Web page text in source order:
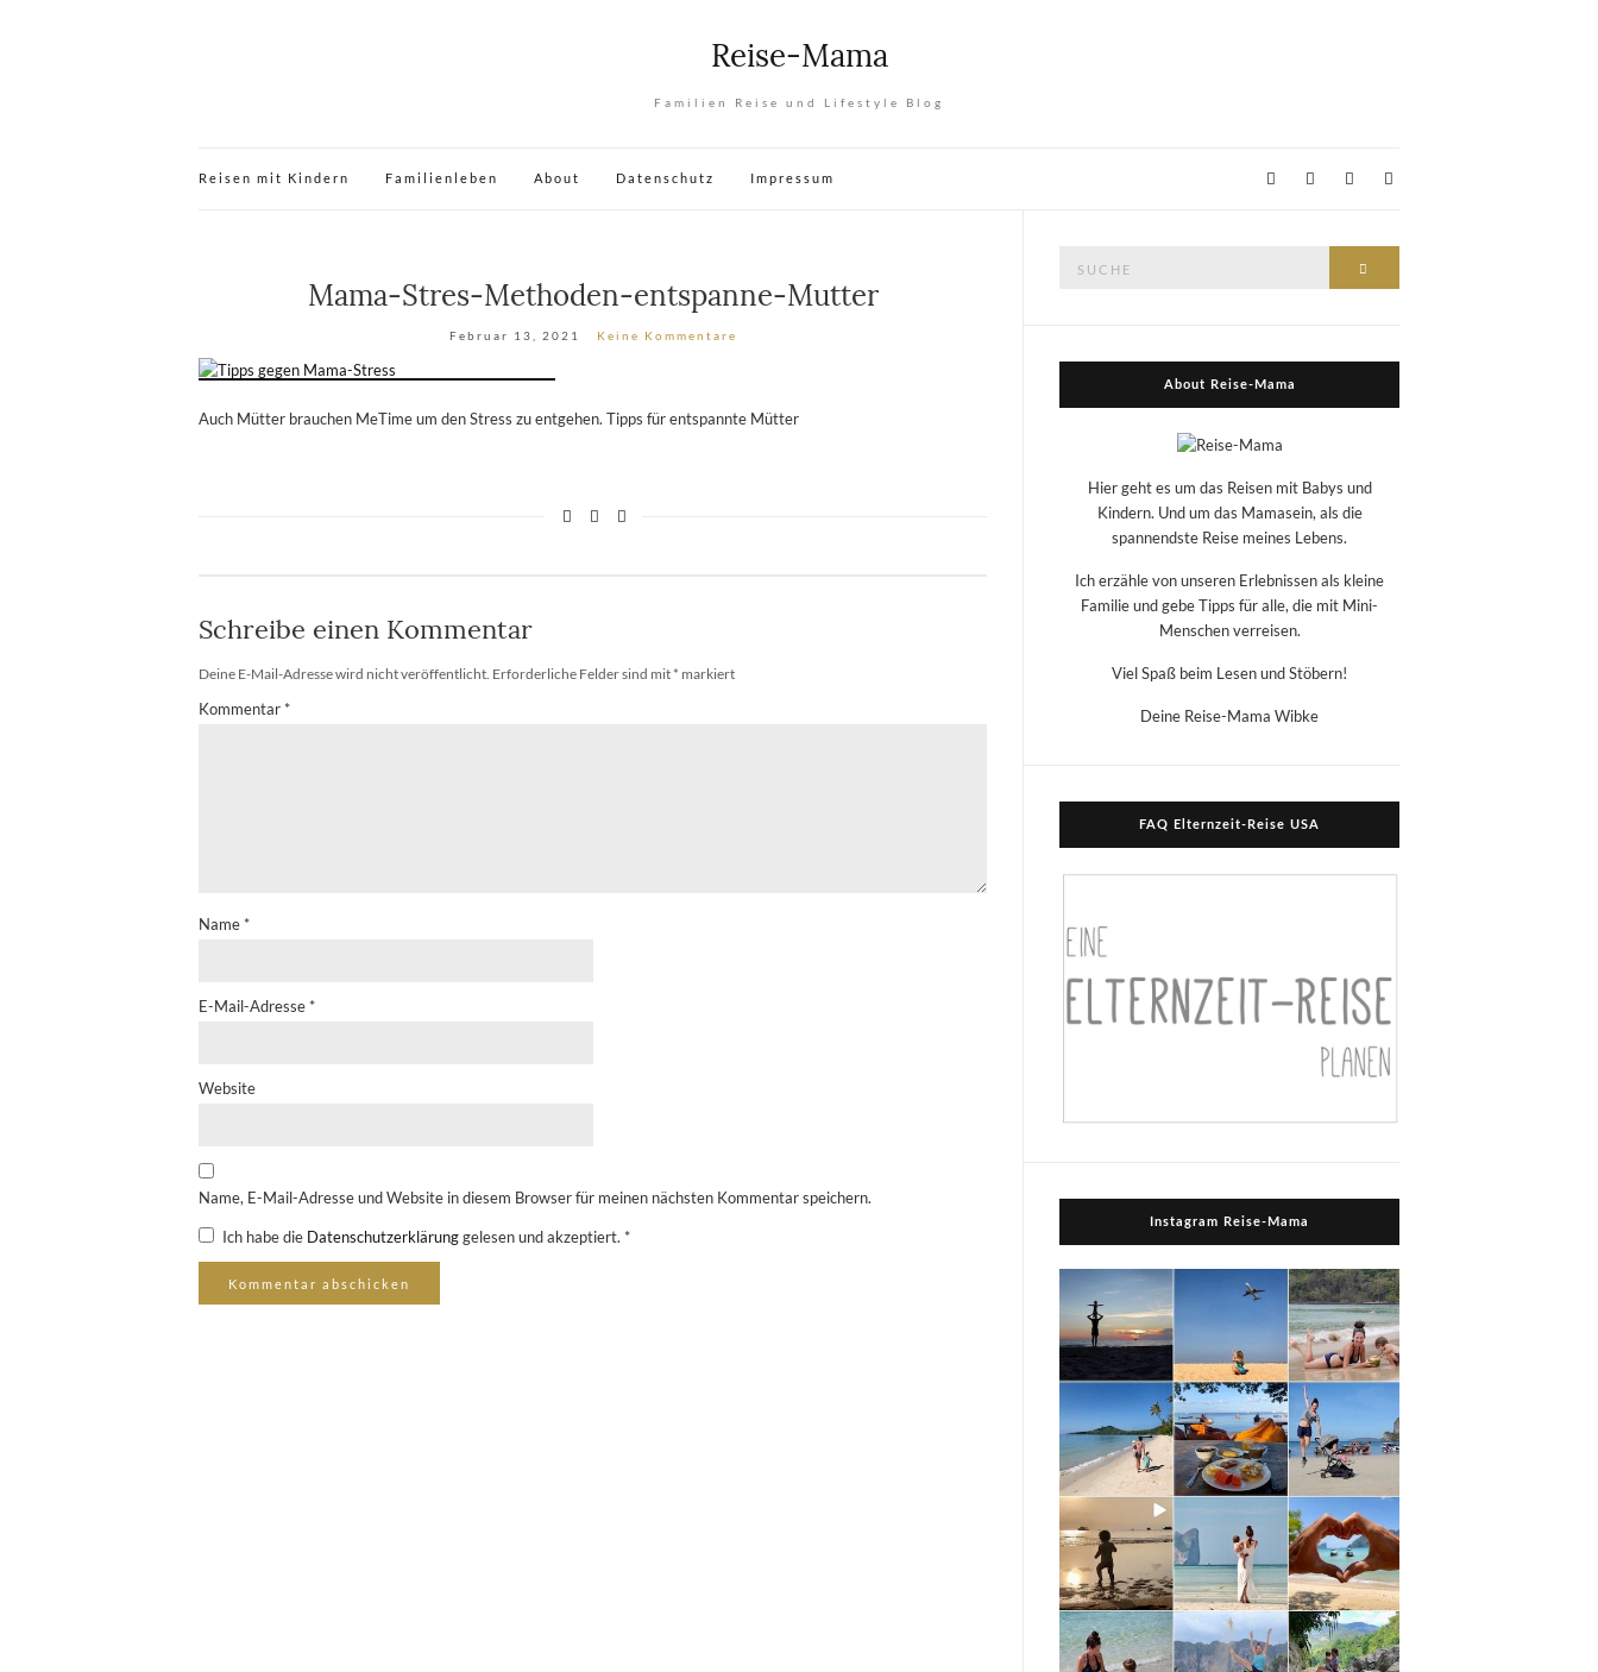
Reise-Mama
Familien Reise und Lifestyle Blog
Reisen mit Kindern Familienleben About Datenschutz Impressum
Mama-Stres-Methoden-entspanne-Mutter
Februar 13, 2021 Keine Kommentare
Auch Mütter brauchen MeTime um den Stress zu entgehen. Tipps für entspannte Mütter
Schreibe einen Kommentar
Deine E-Mail-Adresse wird nicht veröffentlicht. Erforderliche Felder sind mit * markiert
Kommentar *
Name *
E-Mail-Adresse *
Website
Name, E-Mail-Adresse und Website in diesem Browser für meinen nächsten Kommentar speichern.
Ich habe die Datenschutzerklärunggelesen und akzeptiert. *
About Reise-Mama
Hier geht es um das Reisen mit Babys und
Kindern. Und um das Mamasein, als die
spannendste Reise meines Lebens.
Ich erzähle von unseren Erlebnissen als kleine
Familie und gebe Tipps für alle, die mit Mini-
Menschen verreisen.
Viel Spaß beim Lesen und Stöbern!
Deine Reise-Mama Wibke
FAQ Elternzeit-Reise USA
Instagram Reise-Mama